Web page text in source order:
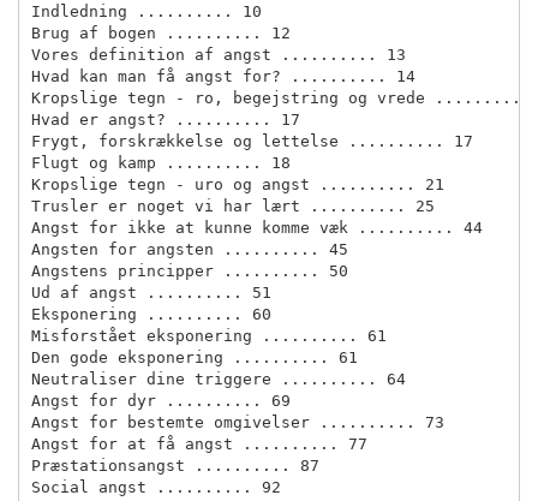
Indledning .......... 10
Brug af bogen .......... 12
Vores definition af angst .......... 13
Hvad kan man få angst for? .......... 14
Kropslige tegn - ro, begejstring og vrede ..........
Hvad er angst? .......... 17
Frygt, forskrækkelse og lettelse .......... 17
Flugt og kamp .......... 18
Kropslige tegn - uro og angst .......... 21
Trusler er noget vi har lært .......... 25
Angst for ikke at kunne komme væk .......... 44
Angsten for angsten .......... 45
Angstens principper .......... 50
Ud af angst .......... 51
Eksponering .......... 60
Misforstået eksponering .......... 61
Den gode eksponering .......... 61
Neutraliser dine triggere .......... 64
Angst for dyr .......... 69
Angst for bestemte omgivelser .......... 73
Angst for at få angst .......... 77
Præstationsangst .......... 87
Social angst .......... 92